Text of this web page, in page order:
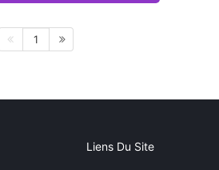
1
Liens Du Site